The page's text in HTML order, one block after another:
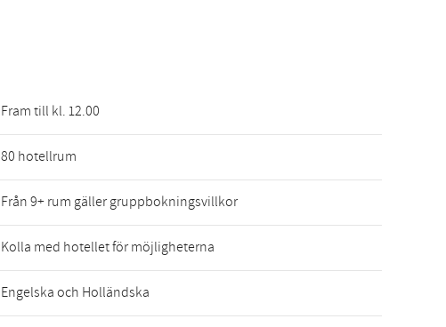
Fram till kl. 12.00
80 hotellrum
Från 9+ rum gäller gruppbokningsvillkor
Kolla med hotellet för möjligheterna
Engelska och Holländska